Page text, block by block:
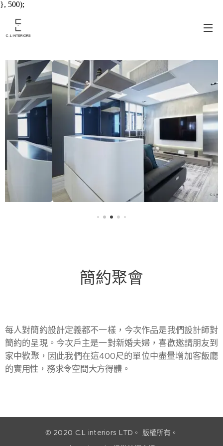
}, 500);
簡約聚會
每人對簡約設計定義都不一樣，今次作品是我們設計師對
簡約的呈現。今次戶主是一對新婚夫婦，喜歡邀請朋友到
家中歡聚，因此我們在這400尺的單位中盡量增加客飯廳
的實用性，務求令空間大方得體。
© 2020 C.L interiors LTD。 版權所有。